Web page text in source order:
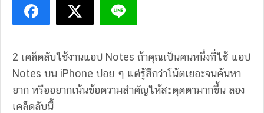
2 เคล็ดลับใช้งานแอป Notes ถ้าคุณเป็นคนหนึ่งที่ใช้ แอป
Notes บน iPhone บ่อย ๆ แต่รู้สึกว่าโน้ตเยอะจนค้นหา
ยาก หรืออยากเน้นข้อความสำคัญให้สะดุดตามากขึ้น ลอง
เคล็ดลับนี้